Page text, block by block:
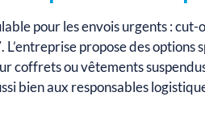
pour les envois urgents :
propose des options
coffrets ou vêtements
bien aux responsables